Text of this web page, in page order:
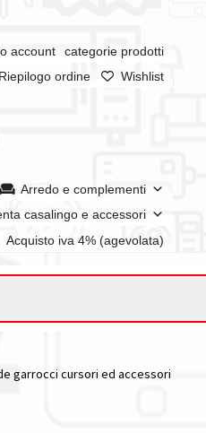
account
categorie prodotti
Riepilogo ordine Wishlist
Arredo e complementi
casalingo e accessori
Acquisto iva 4% (agevolata)
ordine
garrocci cursori ed accessori